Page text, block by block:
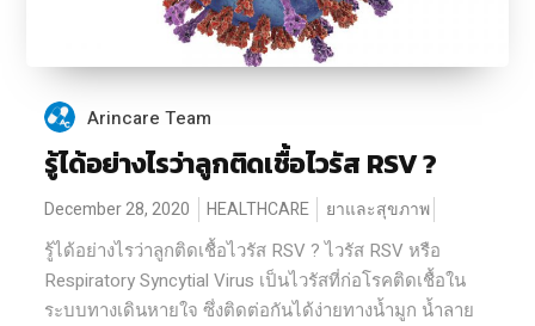
Arincare Team
รู้ได้อย่างไรว่าลูกติดเชื้อไวรัส RSV ?
December 28, 2020 HEALTHCARE ยาและสุขภาพ
รู้ได้อย่างไรว่าลูกติดเชื้อไวรัส RSV ? ไวรัส RSV หรือ
Respiratory Syncytial Virus เป็นไวรัสที่ก่อโรคติดเชื้อใน
ระบบทางเดินหายใจ ซึ่งติดต่อกันได้ง่ายทางนํ้ามูก นํ้าลาย